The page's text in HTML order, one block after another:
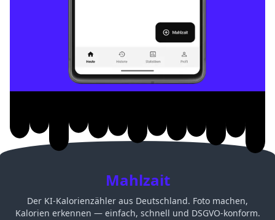
Mahlzait
Der KI-Kalorienzähler aus Deutschland. Foto machen,
Kalorien erkennen — einfach, schnell und DSGVO-konform.